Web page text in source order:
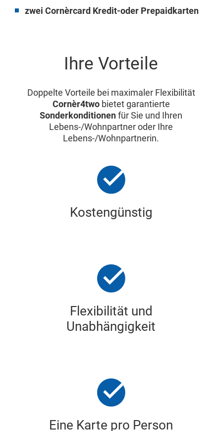
zwei Cornèrcard Kredit-oder Prepaidkarten
Ihre Vorteile
Doppelte Vorteile bei maximaler Flexibilität
Cornèr4twobietet garantierte
Sonderkonditionenfür Sie und Ihren
Lebens-/Wohnpartner oder Ihre
Lebens-/Wohnpartnerin.
Kostengünstig
Flexibilität und
Unabhängigkeit
Eine Karte pro Person